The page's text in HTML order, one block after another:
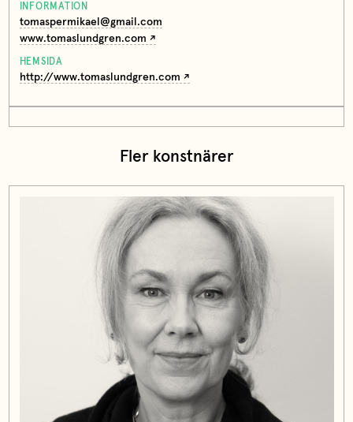
INFORMATION
tomaspermikael@gmail.com
www.tomaslundgren.com
HEMSIDA
http://www.tomaslundgren.com
Fler konstnärer